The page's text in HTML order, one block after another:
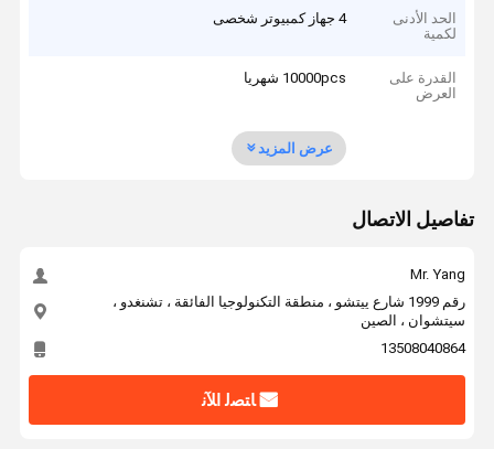
الحد الأدنى
لكمية
4 جهاز كمبيوتر شخصى
القدرة على
العرض
10000pcs شهريا
عرض المزيد
تفاصيل الاتصال
Mr. Yang
رقم 1999 شارع ييتشو ، منطقة التكنولوجيا الفائقة ، تشنغدو ،
سيتشوان ، الصين
13508040864
ﺎﺘﺼﻟ ﺍﻶﻧ